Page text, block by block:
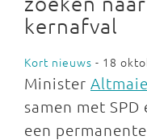
kernafval
Kort nieuws - 18
Minister
samen met
een